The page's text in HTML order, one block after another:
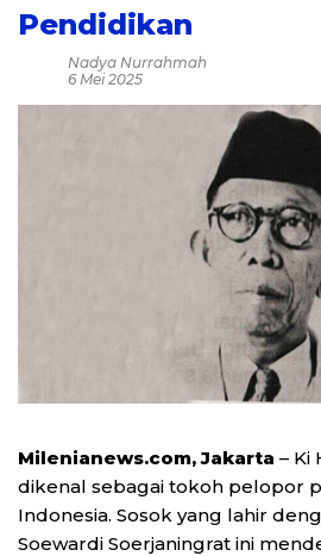
Pendidikan
Nadya Nurrahmah
6 Mei 2025
Milenianews.com, Jakarta – Ki
dikenal sebagai tokoh pelopor
Indonesia. Sosok yang lahir
Soewardi Soerjaningrat ini